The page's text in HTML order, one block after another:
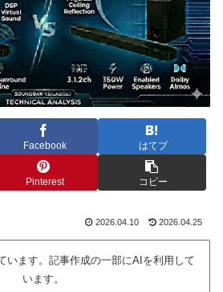
Facebook はてブ
Pinterest コピー
2026.04.10 2026.04.25
います。記事作成の一部にAIを利用して
います。